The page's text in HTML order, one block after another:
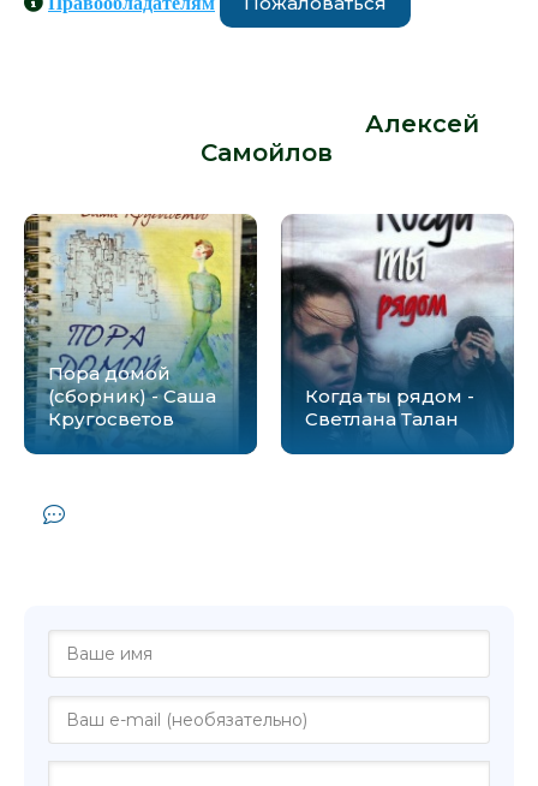
Алексей
Самойлов
Пора домой
(сборник) - Саша
Кругосветов
Когда ты рядом -
Светлана Талан